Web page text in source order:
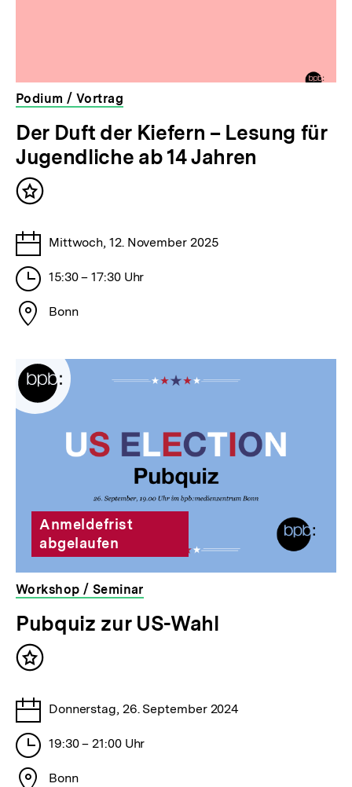
Podium / Vortrag
veranstaltet
von
der
bpb
Der Duft der Kiefern – Lesung für
Jugendliche ab 14 Jahren
Inhalt
Tage
Mittwoch, 12. November 2025
Stunden
15:30 – 17:30 Uhr
Stadt
Bonn
Anmeldefrist
abgelaufen
Workshop / Seminar
veranstaltet
von
der
bpb
Pubquiz zur US-Wahl
Inhalt
Tage
Donnerstag, 26. September 2024
Stunden
19:30 – 21:00 Uhr
Stadt
Bonn